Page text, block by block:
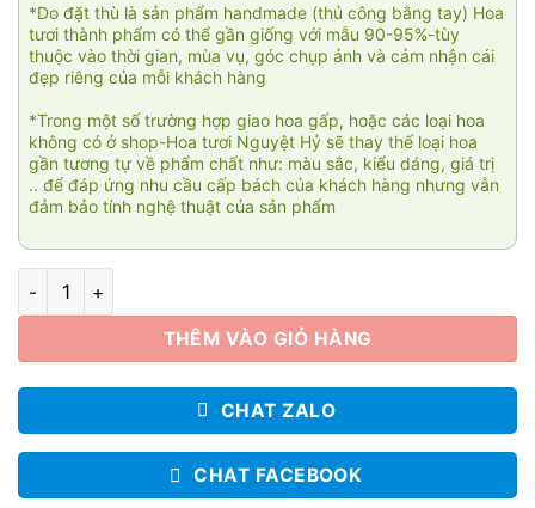
*Do đặt thù là sản phẩm handmade (thủ công bằng tay) Hoa
tươi thành phẩm có thể gần giống với mẫu 90-95%-tùy
thuộc vào thời gian, mùa vụ, góc chụp ảnh và cảm nhận cái
đẹp riêng của mỗi khách hàng
*Trong một số trường hợp giao hoa gấp, hoặc các loại hoa
không có ở shop-Hoa tươi Nguyệt Hỷ sẽ thay thế loại hoa
gần tương tự về phẩm chất như: màu sắc, kiểu dáng, giá trị
.. để đáp ứng nhu cầu cấp bách của khách hàng nhưng vẫn
đảm bảo tính nghệ thuật của sản phẩm
Giỏ hoa viếng tang 004 số lượng
THÊM VÀO GIỎ HÀNG
CHAT ZALO
CHAT FACEBOOK